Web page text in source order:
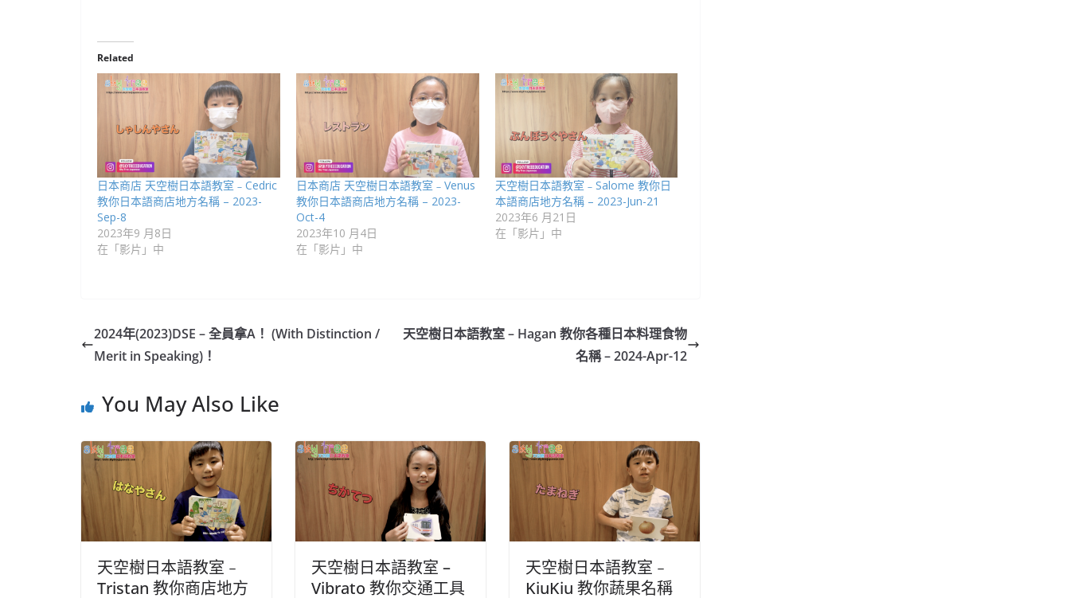
Related
日本商店 天空樹日本語教室﹣Cedric
教你日本語商店地方名稱 – 2023-
Sep-8
2023年9 月8日
在「影片」中
日本商店 天空樹日本語教室﹣Venus
教你日本語商店地方名稱 – 2023-
Oct-4
2023年10 月4日
在「影片」中
天空樹日本語教室﹣Salome 教你日
本語商店地方名稱 – 2023-Jun-21
2023年6 月21日
在「影片」中
2024年(2023)DSE – 全員拿A！ (With Distinction /
Merit in Speaking)！
天空樹日本語教室 – Hagan 教你各種日本料理食物
名稱 – 2024-Apr-12
You May Also Like
天空樹日本語教室﹣
Tristan 教你商店地方
天空樹日本語教室 –
Vibrato 教你交通工具
天空樹日本語教室﹣
KiuKiu 教你蔬果名稱